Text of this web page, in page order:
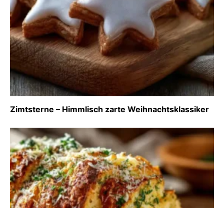
Zimtsterne – Himmlisch zarte Weihnachtsklassiker